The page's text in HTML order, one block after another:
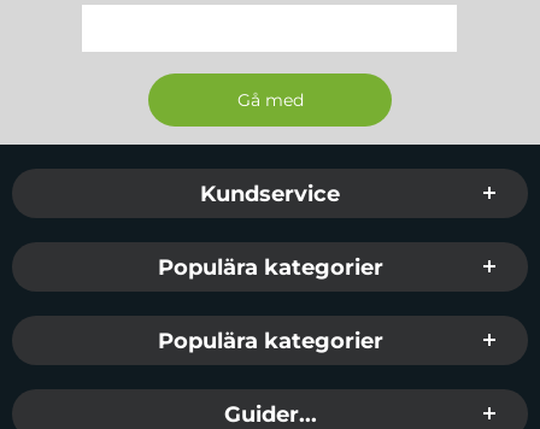
Sidfot Blandad info och länkar
Kundservice
Populära kategorier
Populära kategorier
Guider...